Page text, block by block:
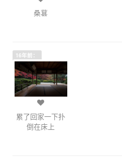
桑葚
16年前：
累了回家一下扑
倒在床上